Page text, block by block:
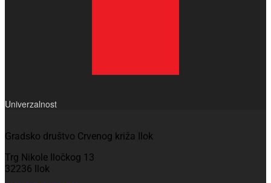
Univerzalnost
Gradsko društvo Crvenog križa Ilok
Trg Nikole Iločkog 13
32236 Ilok